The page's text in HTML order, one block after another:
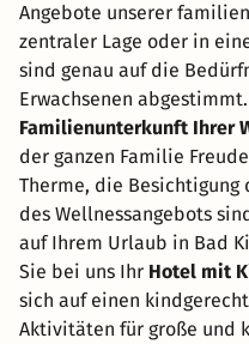
Angebote unserer
zentraler Lage oder in
sind genau auf die
Erwachsenen
Familienunterkunft Ihrer
der ganzen Familie
Therme, die
des Wellnessangebots
auf Ihrem Urlaub in Bad
Sie bei uns Ihr Hotel mit
sich auf einen
Aktivitäten für große und